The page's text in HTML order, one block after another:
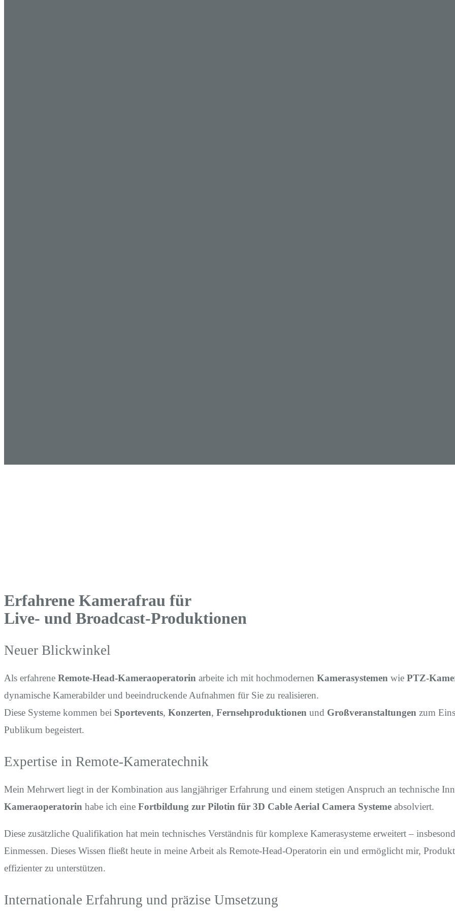
Erfahrene Kamerafrau für
Live- und Broadcast-Produktionen
Neuer Blickwinkel
Als erfahrene Remote-Head-Kameraoperatorin arbeite ich mit hochmodernen Kamerasystemen wie PTZ-
dynamische Kamerabilder und beeindruckende Aufnahmen für Sie zu realisieren.
Diese Systeme kommen bei Sportevents, Konzerten, Fernsehproduktionen und Großveranstaltungen zum
Publikum begeistert.
Expertise in Remote-Kameratechnik
Mein Mehrwert liegt in der Kombination aus langjähriger Erfahrung und einem stetigen Anspruch an technische
Kameraoperatorin habe ich eine Fortbildung zur Pilotin für 3D Cable Aerial Camera Systeme absolviert.
Diese zusätzliche Qualifikation hat mein technisches Verständnis für komplexe Kamerasysteme erweitert –
Einmessen. Dieses Wissen fließt heute in meine Arbeit als Remote-Head-Operatorin ein und ermöglicht mir,
effizienter zu unterstützen.
Internationale Erfahrung und präzise Umsetzung